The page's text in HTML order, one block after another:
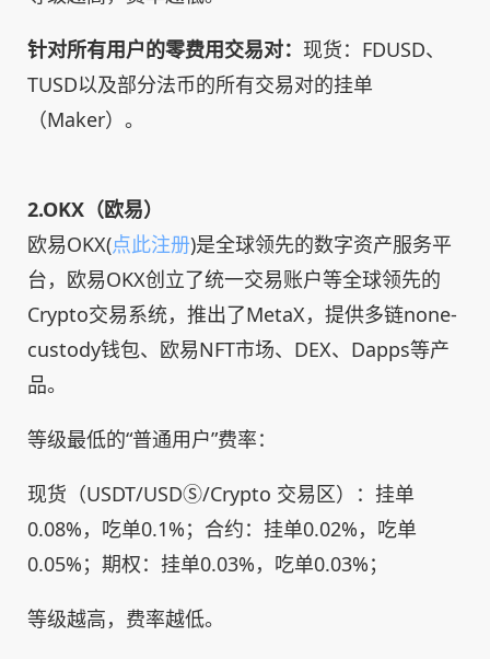
针对所有用户的零费用交易对： 现货：FDUSD、
TUSD以及部分法币的所有交易对的挂单
（Maker）。
2.OKX（欧易）
欧易OKX(点此注册)是全球领先的数字资产服务平
台，欧易OKX创立了统一交易账户等全球领先的
Crypto交易系统，推出了MetaX，提供多链none-
custody钱包、欧易NFT市场、DEX、Dapps等产
品。
等级最低的“普通用户”费率：
现货（USDT/USDⓈ/Crypto 交易区）：挂单
0.08%，吃单0.1%；合约：挂单0.02%，吃单
0.05%；期权：挂单0.03%，吃单0.03%；
等级越高，费率越低。